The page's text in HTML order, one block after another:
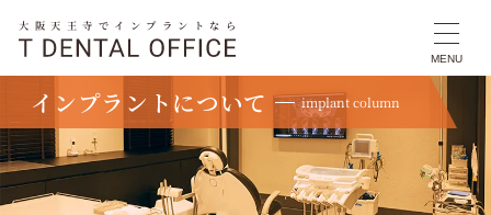
大阪天王寺でインプラントなら
MENU
インプラントについて implant column
TOP インプラント